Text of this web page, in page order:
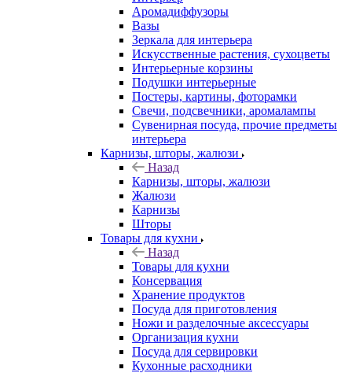
Аромадиффузоры
Вазы
Зеркала для интерьера
Искусственные растения, сухоцветы
Интерьерные корзины
Подушки интерьерные
Постеры, картины, фоторамки
Свечи, подсвечники, аромалампы
Сувенирная посуда, прочие предметы
интерьера
Карнизы, шторы, жалюзи
Назад
Карнизы, шторы, жалюзи
Жалюзи
Карнизы
Шторы
Товары для кухни
Назад
Товары для кухни
Консервация
Хранение продуктов
Посуда для приготовления
Ножи и разделочные аксессуары
Организация кухни
Посуда для сервировки
Кухонные расходники